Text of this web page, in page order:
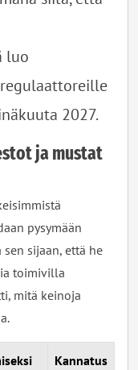
luo
2027.
ja mustat
pysymään
sijaan, että he
toimivilla
mitä keinoja
Kannatus